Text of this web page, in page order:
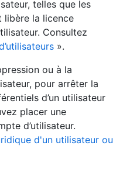
telles que les
libère la licence
Consultez
».
ou à la
pour arrêter la
d’un utilisateur
placer une
d’utilisateur.
d'un utilisateur ou